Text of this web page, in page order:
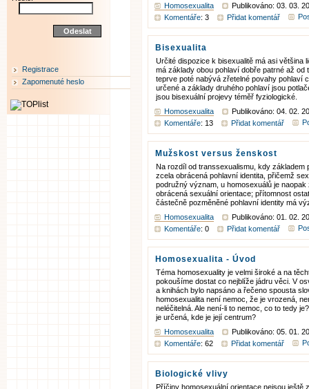
Homosexualita
Publikováno: 03. 03.
Komentáře: 3 Přidat komentář
Bisexualita
Určité dispozice k bisexualitě má asi většina
má základy obou pohlaví dobře patrné až od
teprve poté nabývá zřetelné povahy pohlaví
určené a základy druhého pohlaví jsou
jsou bisexuální projevy téměř fyziologické.
Homosexualita
Publikováno: 04. 02.
Komentáře: 13 Přidat komentář
Mužskost versus ženskost
Na rozdíl od transsexualismu, kdy základem
zcela obrácená pohlavní identita, přičemž
podružný význam, u homosexuálů je naopak
obrácená sexuální orientace; přítomnost
částečně pozměněné pohlavní identity má
Homosexualita
Publikováno: 01. 02.
Komentáře: 0 Přidat komentář
Homosexualita - Úvod
Téma homosexuality je velmi široké a na
pokoušíme dostat co nejblíže jádru věci. V
a knihách bylo napsáno a řečeno spousta
homosexualita není nemoc, že je vrozená,
neléčitelná. Ale není-li to nemoc, co to tedy
je určená, kde je její centrum?
Homosexualita
Publikováno: 05. 01.
Komentáře: 62 Přidat komentář
Biologické vlivy
Příčiny homosexuální orientace nejsou ještě
Registrace
Zapomenuté heslo